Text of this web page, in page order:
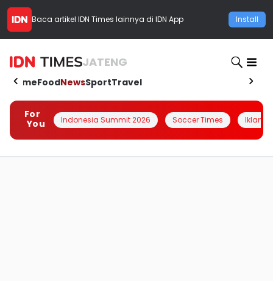
Baca artikel IDN Times lainnya di IDN App Install
JATENG
HomeFoodNewsSportTravel
For
You
Indonesia Summit 2026 Soccer Times Iklanin